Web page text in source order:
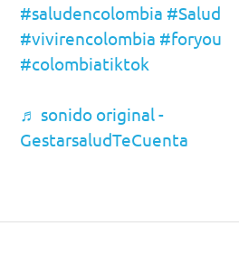
#saludencolombia #Salud
#vivirencolombia #foryou
#colombiatiktok
♬ sonido original -
GestarsaludTeCuenta